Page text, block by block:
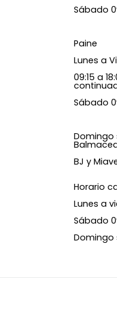
Sábado
Paine
Lunes a
09:15 a
Sábado
Domingo
BJ y
Horario
Lunes a
Sábado
Domingo